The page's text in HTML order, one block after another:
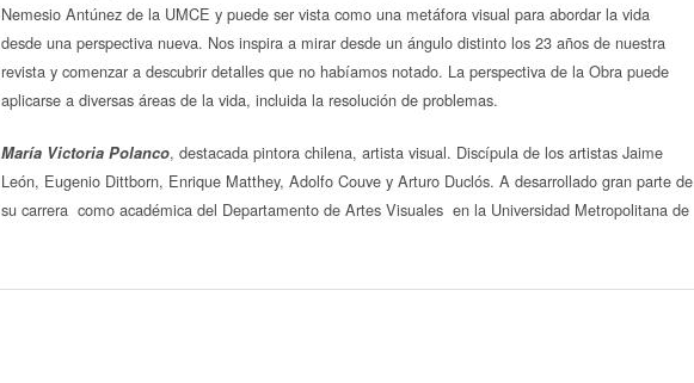
Nemesio Antúnez de la UMCE y puede ser vista como una metáfora visual para abordar la vida
desde una perspectiva nueva. Nos inspira a mirar desde un ángulo distinto los 23 años de nuestra
revista y comenzar a descubrir detalles que no habíamos notado. La perspectiva de la Obra puede
aplicarse a diversas áreas de la vida, incluida la resolución de problemas.
María Victoria Polanco, destacada pintora chilena, artista visual. Discípula de los artistas Jaime
León, Eugenio Dittborn, Enrique Matthey, Adolfo Couve y Arturo Duclós. A desarrollado gran parte de
su carrera como académica del Departamento de Artes Visuales en la Universidad Metropolitana de